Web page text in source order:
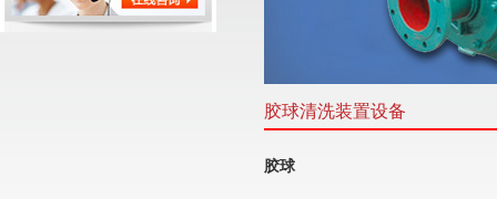
胶球清洗装置设备
胶球